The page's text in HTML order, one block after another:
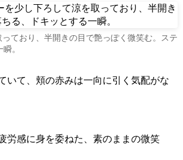
ており、半開きの目で艶っぽく微笑む。ステ
。
いて、頬の赤みは一向に引く気配がな
労感に身を委ねた、素のままの微笑